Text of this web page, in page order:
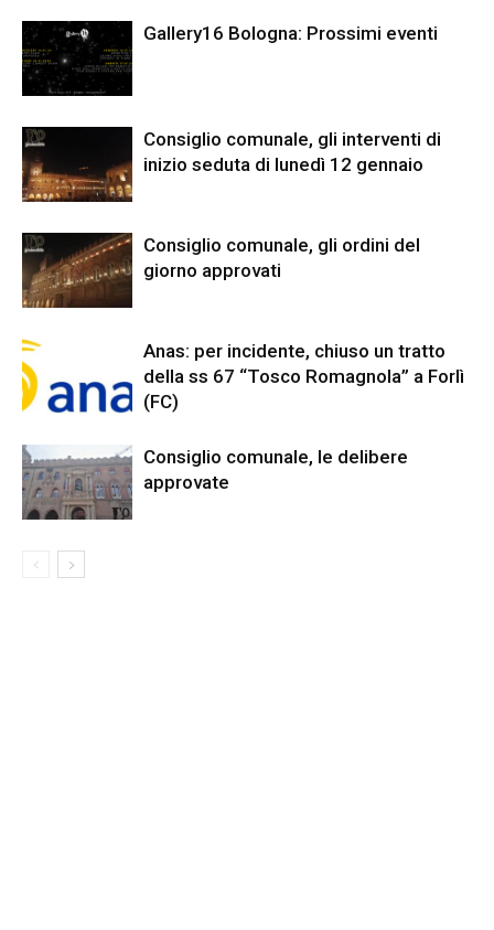
Gallery16 Bologna: Prossimi eventi
Consiglio comunale, gli interventi di
inizio seduta di lunedì 12 gennaio
Consiglio comunale, gli ordini del
giorno approvati
Anas: per incidente, chiuso un tratto
della ss 67 “Tosco Romagnola” a Forlì
(FC)
Consiglio comunale, le delibere
approvate